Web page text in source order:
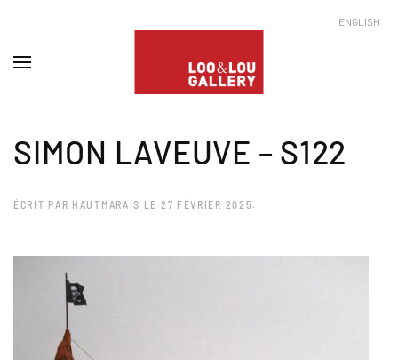
ENGLISH
SIMON LAVEUVE – S122
ÉCRIT PAR HAUTMARAIS LE 27 FÉVRIER 2025 .